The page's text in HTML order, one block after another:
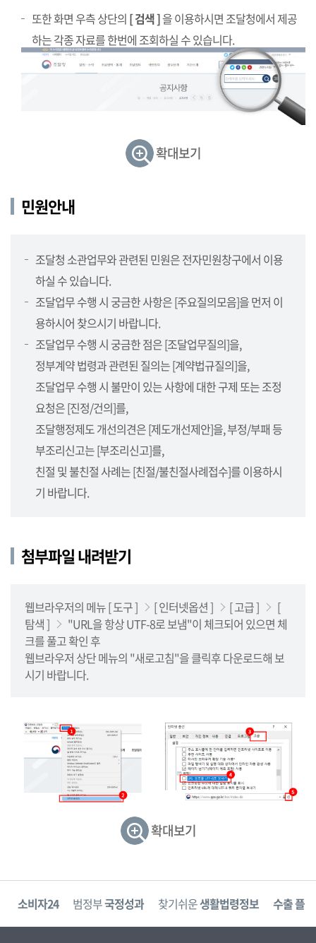
표
참
공,
보
방
장
안
내
합
니
다.
또한 화면 우측 상단의 [ 검색 ]을 이용하시면 조달청에서 제공
하는 각종 자료를 한번에 조회하실 수 있습니다.
확대보기
민원안내
조달청 소관업무와 관련된 민원은 전자민원창구에서 이용
하실 수 있습니다.
조달업무 수행 시 궁금한 사항은 [주요질의모음]을 먼저 이
용하시어 찾으시기 바랍니다.
조달업무 수행 시 궁금한 점은 [조달업무질의]을,
정부계약 법령과 관련된 질의는 [계약법규질의]을,
조달업무 수행 시 불만이 있는 사항에 대한 구제 또는 조정
요청은 [진정/건의]를,
조달행정제도 개선의견은 [제도개선제안]을, 부정/부패 등
부조리신고는 [부조리신고]를,
친절 및 불친절 사례는 [친절/불친절사례접수]를 이용하시
기 바랍니다.
첨부파일 내려받기
웹브라우저의 메뉴 [ 도구 ] [ 인터넷옵션 ] [ 고급 ]
[
탐색 ]
"URL을 항상 UTF-8로 보냄"이 체크되어 있으면 체
크를 풀고 확인 후
웹브라우저 상단 메뉴의 "새로고침"을 클릭후 다운로드해 보
시기 바랍니다.
확대보기
소비자24 범정부국정성과 찾기쉬운생활법령정보 수출 플